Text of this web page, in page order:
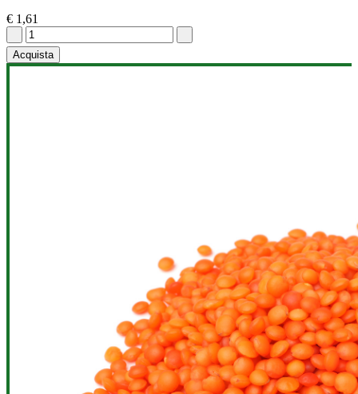
€ 1,61
Acquista